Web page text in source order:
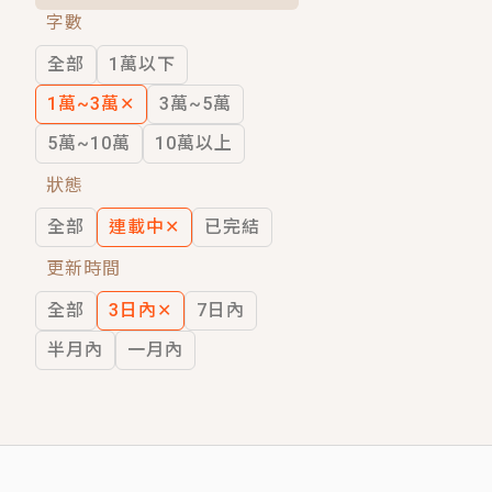
穿越｜《穿越遠古後成了野人娘子》你
字數
全部
1萬以下
1萬~3萬 ✕
3萬~5萬
5萬~10萬
10萬以上
狀態
全部
連載中 ✕
已完結
更新時間
全部
3日內 ✕
7日內
半月內
一月內